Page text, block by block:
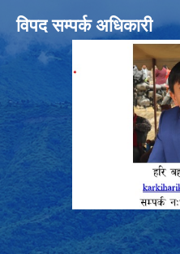
विपद सम्पर्क अधिकारी